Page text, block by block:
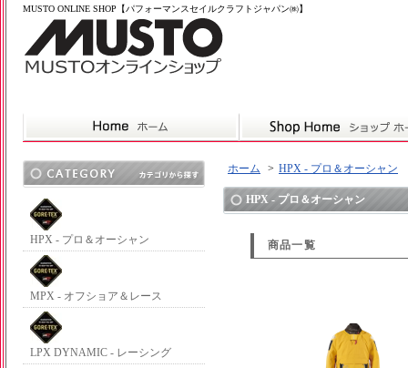
MUSTO ONLINE SHOP【パフォーマンスセイルクラフトジャパン㈱】
HPX - プロ＆オーシャン
MPX - オフショア＆レース
LPX DYNAMIC - レーシング
ホーム > HPX - プロ＆オーシャン
HPX - プロ＆オーシャン
商品一覧